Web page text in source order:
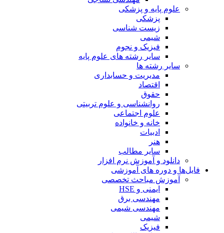
علوم پایه و پزشکی
پزشکی
زیست شناسی
شیمی
فیزیک و نجوم
سایر رشته های علوم پایه
سایر رشته ها
مدیریت و حسابداری
اقتصاد
حقوق
روانشناسی و علوم تربیتی
علوم اجتماعی
خانه و خانواده
ادبیات
هنر
سایر مطالب
دانلود و آموزش نرم افزار
فایل‌ها و دوره های آموزشی
آموزش مباحث تخصصی
ایمنی و HSE
مهندسی برق
مهندسی شیمی
شیمی
فیزیک